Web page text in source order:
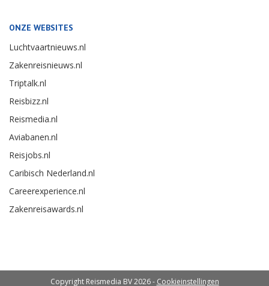
ONZE WEBSITES
Luchtvaartnieuws.nl
Zakenreisnieuws.nl
Triptalk.nl
Reisbizz.nl
Reismedia.nl
Aviabanen.nl
Reisjobs.nl
Caribisch Nederland.nl
Careerexperience.nl
Zakenreisawards.nl
Copyright Reismedia BV 2026 - Cookieinstellingen